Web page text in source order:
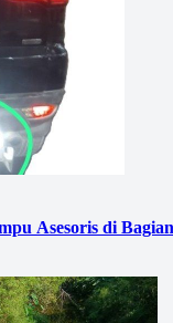
Asesoris di